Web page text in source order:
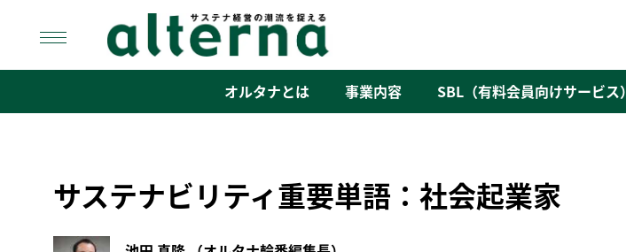
content
オルタナとは 事業内容 SBL（有料会員向けサービス）
サステナビリティ重要単語：社会起業家